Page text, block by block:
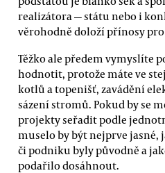
realizátora — státu nebo i
věrohodně doloží přínosy
Těžko ale předem vymyslíte
hodnotit, protože máte ve
kotlů a topenišť, zavádění
sázení stromů. Pokud by se
projekty seřadit podle
muselo by být nejprve jasné,
či podniku byly původně a
podařilo dosáhnout.